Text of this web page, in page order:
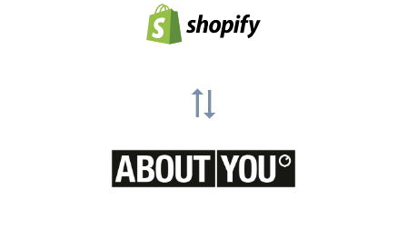
sync_alt